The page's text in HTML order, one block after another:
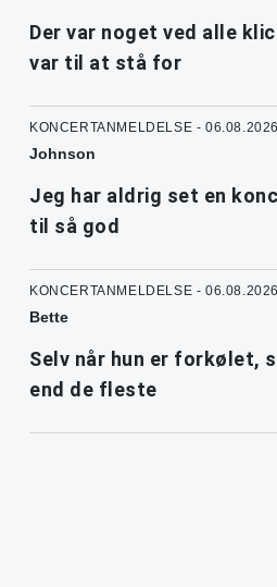
Der var noget ved alle
var til at stå for
KONCERTANMELDELSE - 06.08.2026
Johnson
Jeg har aldrig set en
til så god
KONCERTANMELDELSE - 06.08.2026
Bette
Selv når hun er forkølet,
end de fleste